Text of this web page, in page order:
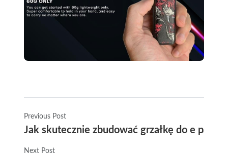
Previous Post
Jak skutecznie zbudować grzałkę do e
Next Post